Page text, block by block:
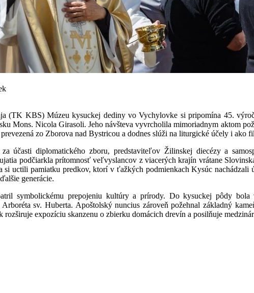
(TK KBS) Múzeu kysuckej dediny vo Vychylovke si pripomína 45.
Mons. Nicola Girasoli. Jeho návšteva vyvrcholila mimoriadnym aktom
zo Zborova nad Bystricou a dodnes slúži na liturgické účely i ako
účasti diplomatického zboru, predstaviteľov Žilinskej diecézy a
podčiarkla prítomnosť veľvyslancov z viacerých krajín vrátane
si uctili pamiatku predkov, ktorí v ťažkých podmienkach Kysúc nachádzali
generácie.
symbolickému prepojeniu kultúry a prírody. Do kysuckej pôdy
sv. Huberta. Apoštolský nuncius zároveň požehnal základný
rozširuje expozíciu skanzenu o zbierku domácich drevín a posilňuje